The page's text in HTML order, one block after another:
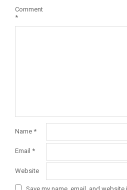
Comment
*
Name *
Email *
Website